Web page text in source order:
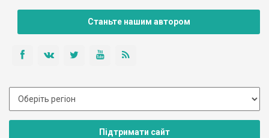
Станьте нашим автором
Підтримати сайт